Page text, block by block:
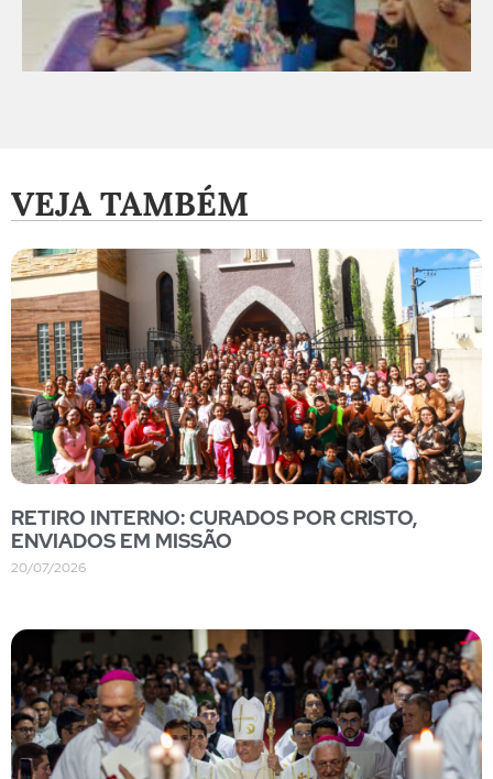
VEJA TAMBÉM
RETIRO INTERNO: CURADOS POR CRISTO,
ENVIADOS EM MISSÃO
20/07/2026